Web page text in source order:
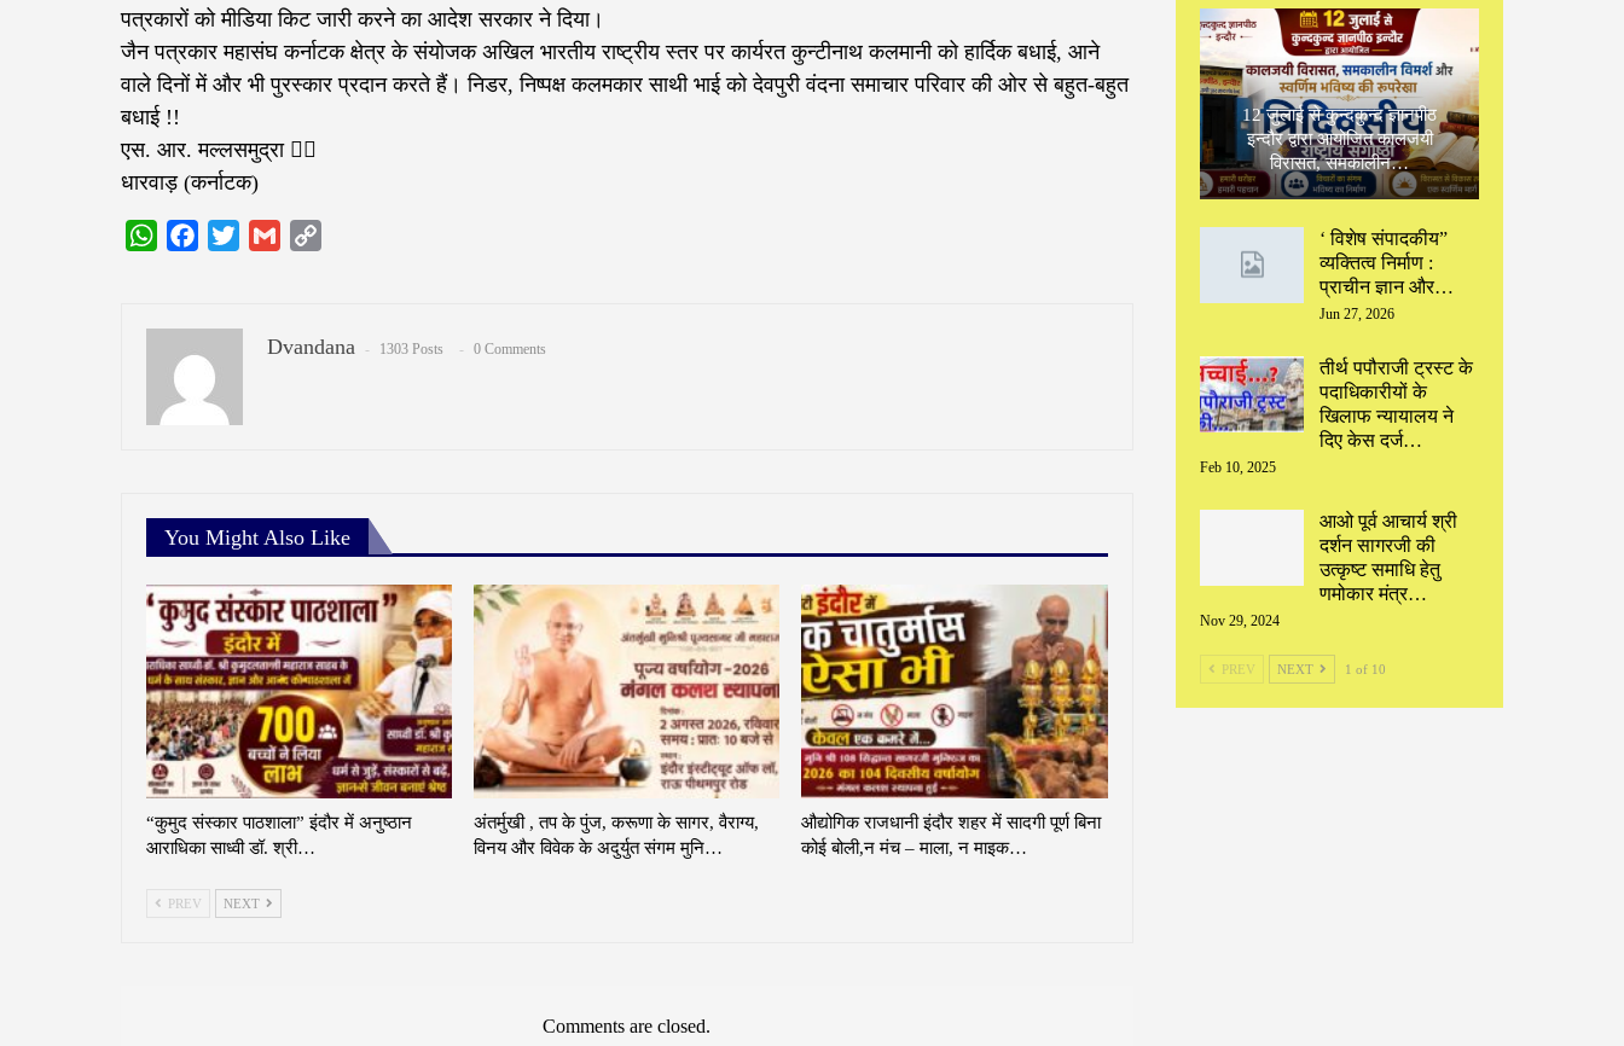
पत्रकारों को मीडिया किट जारी करने का आदेश सरकार ने दिया।
जैन पत्रकार महासंघ कर्नाटक क्षेत्र के संयोजक अखिल भारतीय राष्ट्रीय स्तर पर कार्यरत कुन्टीनाथ कलमानी को हार्दिक बधाई, आने
वाले दिनों में और भी पुरस्कार प्रदान करते हैं। निडर, निष्पक्ष कलमकार साथी भाई को देवपुरी वंदना समाचार परिवार की ओर से बहुत-बहुत
बधाई !!
एस. आर. मल्लसमुद्रा ✍🏻
धारवाड़ (कर्नाटक)
WhatsAppFacebook
Twitter Gmail
Dvandana 1303 Posts 0 Comments
You Might Also Like
“कुमुद संस्कार पाठशाला” इंदौर में अनुष्ठान
आराधिका साध्वी डॉ. श्री…
अंतर्मुखी , तप के पुंज, करूणा के सागर, वैराग्य,
विनय और विवेक के अदुर्युत संगम मुनि…
औद्योगिक राजधानी इंदौर शहर में सादगी पूर्ण बिना
कोई बोली,न मंच – माला, न माइक…
PREV NEXT
Comments are closed.
12 जुलाई से कुन्दकुन्द ज्ञानपीठ
इन्दौर द्वारा आयोजित कालजयी
विरासत, समकालीन…
‘ विशेष संपादकीय”
‌व्यक्तित्व निर्माण :
प्राचीन ज्ञान और…
Jun 27, 2026
तीर्थ पपौराजी ट्रस्ट के
पदाधिकारीयों के
खिलाफ न्यायालय ने
दिए केस दर्ज…
Feb 10, 2025
आओ पूर्व आचार्य श्री
दर्शन सागरजी की
उत्कृष्ट समाधि हेतु
णमोकार मंत्र…
Nov 29, 2024
PREV NEXT 1 of 10